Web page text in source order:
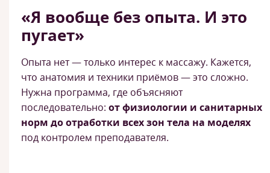
«Я вообще без опыта. И это
пугает»
Опыта нет — только интерес к массажу. Кажется,
что анатомия и техники приёмов — это сложно.
Нужна программа, где объясняют
последовательно: от физиологии и санитарных
норм до отработки всех зон тела на моделях
под контролем преподавателя.